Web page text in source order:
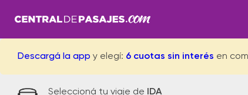
Descargá la app y elegí: 6 cuotas sin interés en
Seleccioná tu viaje de IDA